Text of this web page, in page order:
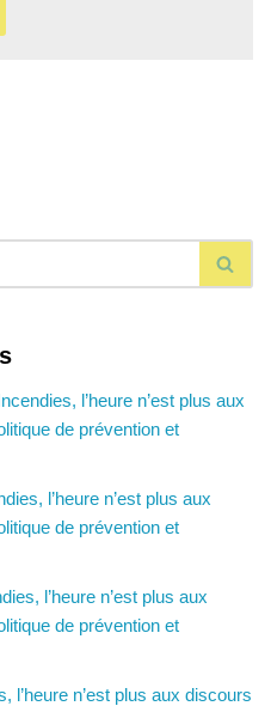
l’heure n’est plus aux
de prévention et
l’heure n’est plus aux
de prévention et
l’heure n’est plus aux
de prévention et
l’heure n’est plus aux discours